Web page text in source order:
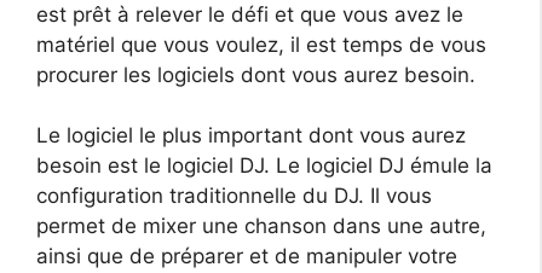
est prêt à relever le défi et que vous avez le
matériel que vous voulez, il est temps de vous
procurer les logiciels dont vous aurez besoin.
Le logiciel le plus important dont vous aurez
besoin est le logiciel DJ. Le logiciel DJ émule la
configuration traditionnelle du DJ. Il vous
permet de mixer une chanson dans une autre,
ainsi que de préparer et de manipuler votre